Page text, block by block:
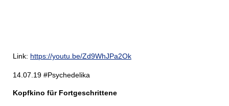
Link: https://youtu.be/Zd9WhJPa2Ok
14.07.19 #Psychedelika
Kopfkino für Fortgeschrittene